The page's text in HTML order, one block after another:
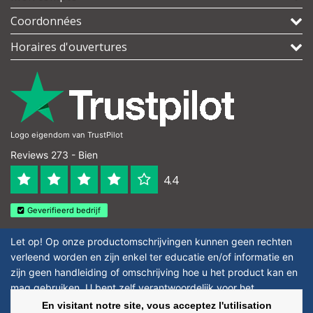
Coordonnées
Horaires d'ouvertures
Logo eigendom van TrustPilot
Reviews 273 - Bien
4.4
Geverifieerd bedrijf
Let op! Op onze productomschrijvingen kunnen geen rechten
verleend worden en zijn enkel ter educatie en/of informatie en
zijn geen handleiding of omschrijving hoe u het product kan en
mag gebruiken. U bent zelf verantwoordelijk voor het
toepassen van eventuele nationale en internationale wetgeving
En visitant notre site, vous acceptez l'utilisation